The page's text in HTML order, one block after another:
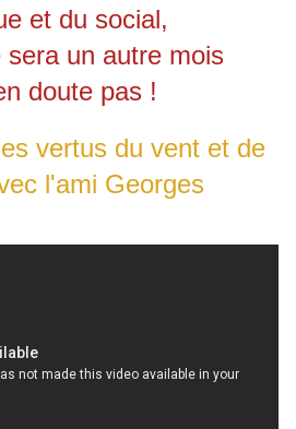
et du social,
sera un autre mois
doute pas !
vertus du vent et de
l'ami Georges